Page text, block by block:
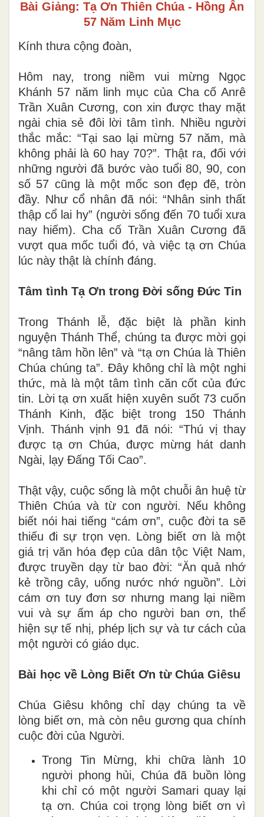
Bài Giảng: Tạ Ơn Thiên Chúa - Hồng Ân
57 Năm Linh Mục
Kính thưa cộng đoàn,
Hôm nay, trong niềm vui mừng Ngọc
Khánh 57 năm linh mục của Cha cố Anrê
Trần Xuân Cương, con xin được thay mặt
ngài chia sẻ đôi lời tâm tình. Nhiều người
thắc mắc: “Tại sao lại mừng 57 năm, mà
không phải là 60 hay 70?”. Thật ra, đối với
những người đã bước vào tuổi 80, 90, con
số 57 cũng là một mốc son đẹp đẽ, tròn
đầy. Như cổ nhân đã nói: “Nhân sinh thất
thập cổ lai hy” (người sống đến 70 tuổi xưa
nay hiếm). Cha cố Trần Xuân Cương đã
vượt qua mốc tuổi đó, và việc tạ ơn Chúa
lúc này thật là chính đáng.
Tâm tình Tạ Ơn trong Đời sống Đức Tin
Trong Thánh lễ, đặc biệt là phần kinh
nguyện Thánh Thể, chúng ta được mời gọi
“nâng tâm hồn lên” và “tạ ơn Chúa là Thiên
Chúa chúng ta”. Đây không chỉ là một nghi
thức, mà là một tâm tình căn cốt của đức
tin. Lời tạ ơn xuất hiện xuyên suốt 73 cuốn
Thánh Kinh, đặc biệt trong 150 Thánh
Vịnh. Thánh vịnh 91 đã nói: “Thú vị thay
được tạ ơn Chúa, được mừng hát danh
Ngài, lạy Đấng Tối Cao”.
Thật vậy, cuộc sống là một chuỗi ân huệ từ
Thiên Chúa và từ con người. Nếu không
biết nói hai tiếng “cám ơn”, cuộc đời ta sẽ
thiếu đi sự trọn vẹn. Lòng biết ơn là một
giá trị văn hóa đẹp của dân tộc Việt Nam,
được truyền dạy từ bao đời: “Ăn quả nhớ
kẻ trồng cây, uống nước nhớ nguồn”. Lời
cám ơn tuy đơn sơ nhưng mang lại niềm
vui và sự ấm áp cho người ban ơn, thể
hiện sự tế nhị, phép lịch sự và tư cách của
một người có giáo dục.
Bài học về Lòng Biết Ơn từ Chúa Giêsu
Chúa Giêsu không chỉ dạy chúng ta về
lòng biết ơn, mà còn nêu gương qua chính
cuộc đời của Người.
Trong Tin Mừng, khi chữa lành 10
người phong hủi, Chúa đã buồn lòng
khi chỉ có một người Samari quay lại
tạ ơn. Chúa coi trọng lòng biết ơn vì